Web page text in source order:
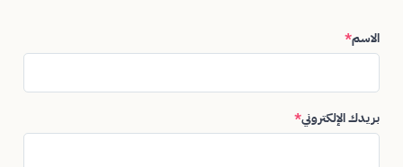
الاسم*
بريدك الإلكتروني*